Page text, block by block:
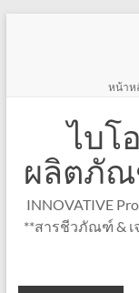
หน้าห
ไบโ
ผลิตภั
INNOVATIVE
**สารชีวภัณฑ์ &